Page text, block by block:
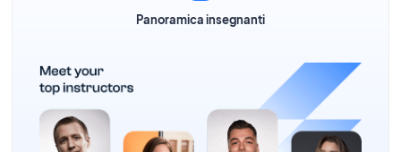
Panoramica insegnanti